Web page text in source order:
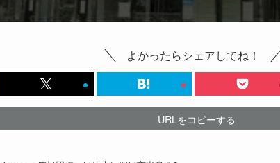
よかったらシェアしてね！
URLをコピーする